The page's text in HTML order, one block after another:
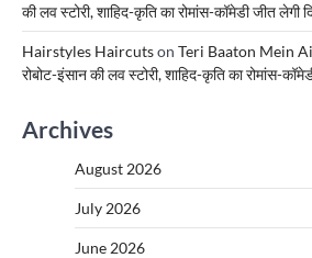
की लव स्टोरी, शाहिद-कृति का रोमांस-कॉमेडी जीत लेगी
Hairstyles Haircutson Teri Baaton Mein
रोबोट-इंसान की लव स्टोरी, शाहिद-कृति का रोमांस-
Archives
August 2026
July 2026
June 2026